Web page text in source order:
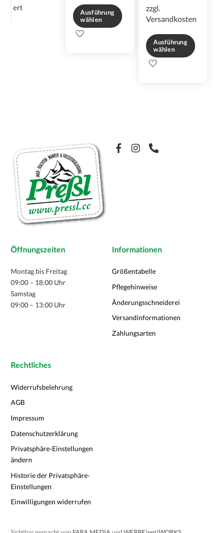
Ausführung
wählen
Dieses
Produktseite
gewählt
werden
zzgl.
Versandkosten
Ausführung
wählen
Dieses
können
ert
Facebook
Öffnungszeiten
Montag bis Freitag
09:00 – 18:00 Uhr
Samstag
09:00 – 13:00 Uhr
Informationen
Größentabelle
Pflegehinweise
Änderungsschneiderei
Versandinformationen
Zahlungsarten
Rechtliches
Widerrufsbelehrung
AGB
Impressum
Datenschutzerklärung
Privatsphäre-Einstellungen
ändern
Historie der Privatsphäre-
Einstellungen
Einwilligungen widerrufen